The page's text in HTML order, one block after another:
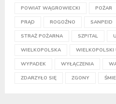
POWIAT WĄGROWIECKI POŻAR
PRĄD ROGOŹNO SANPEID
STRAŻ POŻARNA SZPITAL
WIELKOPOLSKA WIELKOPOLSKI
WYPADEK WYŁĄCZENIA
ZDARZYŁO SIĘ ZGONY